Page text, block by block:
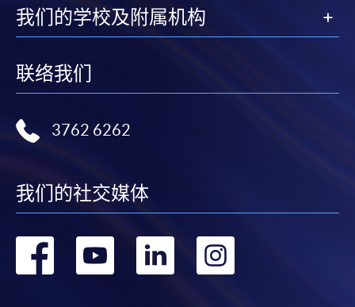
我们的学校及附属机构
联络我们
3762 6262
我们的社交媒体
转 转 转 转